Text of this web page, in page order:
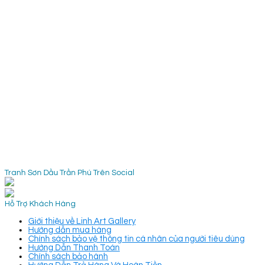
Tranh Sơn Dầu Trần Phú Trên Social
Hỗ Trợ Khách Hàng
Giới thiệu về Linh Art Gallery
Hướng dẫn mua hàng
Chính sách bảo vệ thông tin cá nhân của người tiêu dùng
Hướng Dẫn Thanh Toán
Chính sách bảo hành